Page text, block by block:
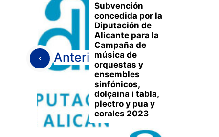
Anterior
Subvención
concedida por la
Diputación de
Alicante para la
Campaña de
música de
orquestas y
ensembles
sinfónicos,
dolçaina i tabla,
plectro y pua y
corales 2023